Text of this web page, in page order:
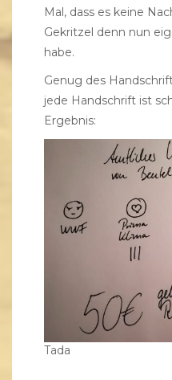
Mal, dass es keine
Gekritzel denn nun
habe.
Genug des
jede Handschrift ist
Ergebnis:
Tada